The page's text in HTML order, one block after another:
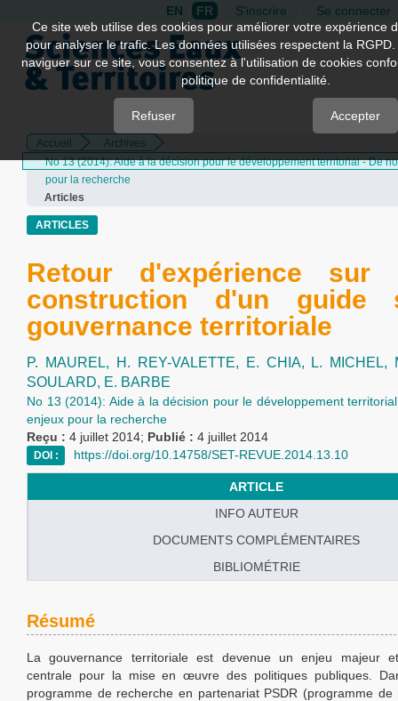
Quick
jump
page
Main
Navigation
Main
Content
Sidebar
EN FR S'inscrire Se connecter
Accueil
Archives
No 13 (2014): Aide à la décision pour le développement territorial - De
pour la recherche
Articles
ARTICLES
Retour d'expérience
construction d'un guide
gouvernance territoriale
P. MAUREL, H. REY-VALETTE, E. CHIA, L. MICHEL,
SOULARD, E. BARBE
No 13 (2014): Aide à la décision pour le développement
enjeux pour la recherche
Reçu : 4 juillet 2014; Publié : 4 juillet 2014
DOI : https://doi.org/10.14758/SET-REVUE.2014.13.10
ARTICLE
INFO AUTEUR
DOCUMENTS COMPLÉMENTAIRES
BIBLIOMÉTRIE
Résumé
La gouvernance territoriale est devenue un enjeu majeur
centrale pour la mise en œuvre des politiques publiques.
programme de recherche en partenariat PSDR (programme de
Ce site web utilise des cookies pour améliorer votre expérience
pour analyser le trafic. Les données utilisées respectent la
naviguer sur ce site, vous consentez à l'utilisation de cookies
politique de confidentialité.
Refuser Accepter